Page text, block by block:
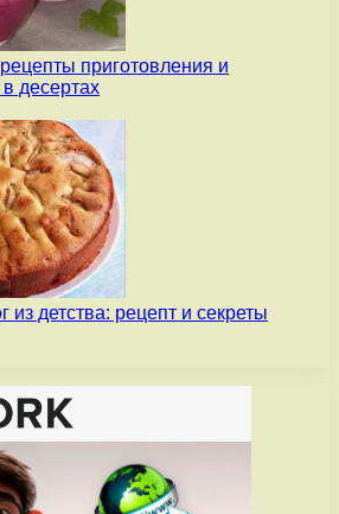
приготовления и
десертах
из детства: рецепт и секреты